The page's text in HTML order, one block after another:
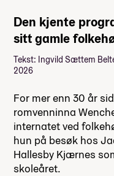
Den kjente
sitt gamle
Tekst: Ingvild Sættem
2026
For mer enn 30 år
romvenninna
internatet ved
hun på besøk hos
Hallesby Kjærnes
skoleåret.